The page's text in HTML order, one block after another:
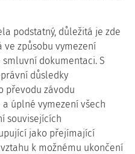
podstatný, důležitá je zde
způsobu vymezení
dokumentaci. S
důsledky
převodu závodu
úplné vymezení všech
souvisejících
jako přejímající
k možnému ukončení